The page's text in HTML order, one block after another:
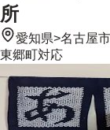
所
愛知県>名古屋市
東郷町対応